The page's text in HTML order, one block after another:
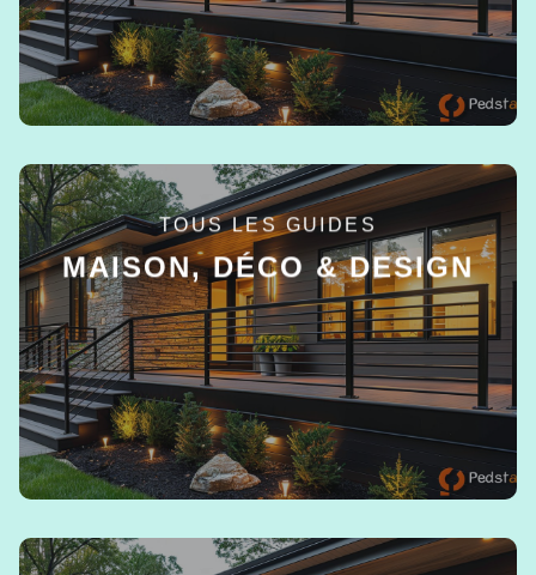
TOUS LES GUIDES
MAISON, DÉCO & DESIGN
EN SAVOIR +